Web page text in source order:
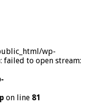
wp-
to open stream:
on line 81